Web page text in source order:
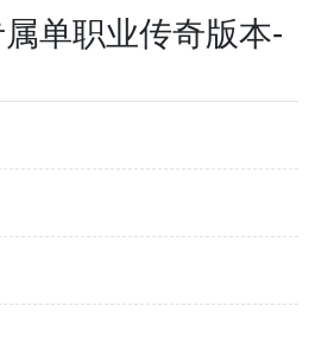
单职业传奇版本-